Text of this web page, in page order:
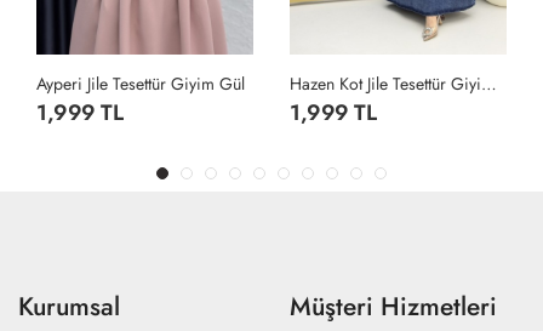
Ayperi Jile Tesettür Giyim Gül
1,999 TL
Hazen Kot Jile Tesettür Giyim Lacivert
1,999 TL
Kurumsal Müşteri Hizmetleri